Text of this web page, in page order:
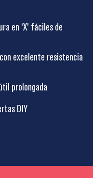
en ‘X’ fáciles de
excelente resistencia
prolongada
DIY